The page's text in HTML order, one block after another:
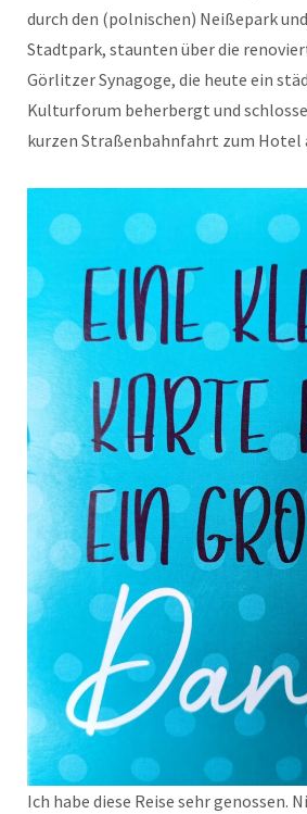
durch den (polnischen) Neißepark
Stadtpark, staunten über die
Görlitzer Synagoge, die heute ein
Kulturforum beherbergt und
kurzen Straßenbahnfahrt zum Hotel
Ich habe diese Reise sehr genossen.